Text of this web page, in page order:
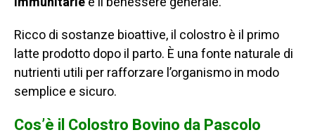
Ricco di sostanze bioattive, il colostro è il primo
latte prodotto dopo il parto. È una fonte naturale di
nutrienti utili per rafforzare l’organismo in modo
semplice e sicuro.
Cos’è il Colostro Bovino da Pascolo